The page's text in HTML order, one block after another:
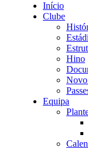
Início
Clube
Hino
Novo
Equipa